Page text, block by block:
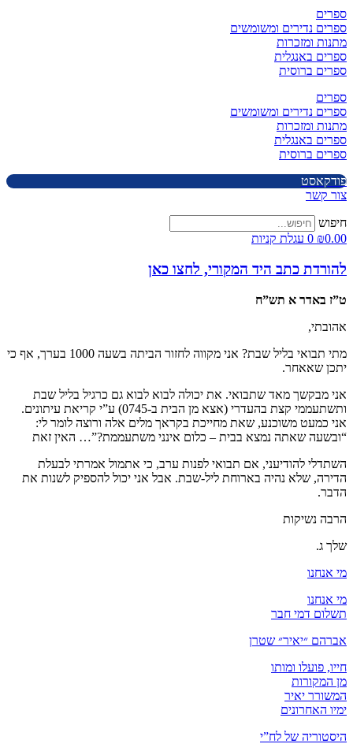
ספרים
ספרים נדירים ומשומשים
מתנות ומזכרות
ספרים באנגלית
ספרים ברוסית
ספרים
ספרים נדירים ומשומשים
מתנות ומזכרות
ספרים באנגלית
ספרים ברוסית
פודקאסט
צור קשר
חיפוש
₪0.00
0 עגלת קניות
להורדת כתב היד המקורי, לחצו כאן
ט”ז באדר א תש”ח
אהובתי,
מתי תבואי בליל שבת? אני מקווה לחזור הביתה בשעה 10 00
בערך, אף כי
יתכן שאאחר.
אני מבקשך מאד שתבואי. את יכולה לבוא לבוא גם כרגיל בליל שבת
ותשתעממי קצת בהעדרי (אצא מן הבית ב-0745
) ע”י קריאת עיתונים.
אני כמעט משוכנע, שאת מחייכת בקראך מלים אלה ורוצה לומר לי:
“ובשעה שאתה נמצא בבית – כלום אינני משתעממת?”… האין זאת
השתדלי להודיעני, אם תבואי לפנות ערב, כי אתמול אמרתי לבעלת
הדירה, שלא נהיה בארוחת ליל-שבת. אבל אני יכול להספיק לשנות את
הדבר.
הרבה נשיקות
שלך ג.
מי אנחנו
מי אנחנו
תשלום דמי חבר
אברהם ״יאיר״ שטרן
חייו, פועלו ומותו
מן המקורות
המשורר יאיר
ימיו האחרונים
היסטוריה של לח”י